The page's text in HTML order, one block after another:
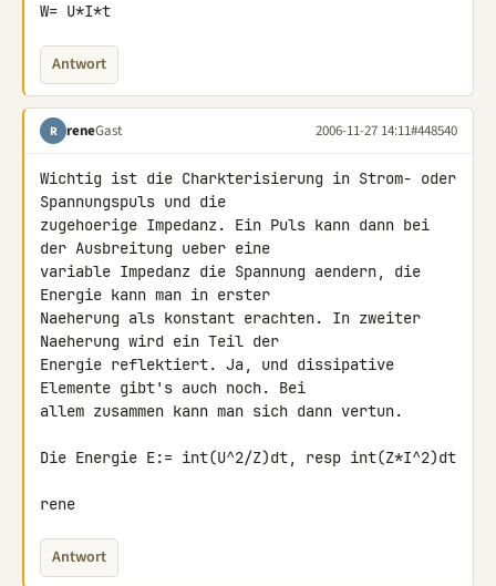
W= U*I*t
Antwort
R reneGast 2006-11-27 14:11#448540
Wichtig ist die Charkterisierung in Strom- oder
Spannungspuls und die
zugehoerige Impedanz. Ein Puls kann dann bei
der Ausbreitung ueber eine
variable Impedanz die Spannung aendern, die
Energie kann man in erster
Naeherung als konstant erachten. In zweiter
Naeherung wird ein Teil der
Energie reflektiert. Ja, und dissipative
Elemente gibt's auch noch. Bei
allem zusammen kann man sich dann vertun.
Die Energie E:= int(U^2/Z)dt, resp int(Z*I^2)dt
rene
Antwort